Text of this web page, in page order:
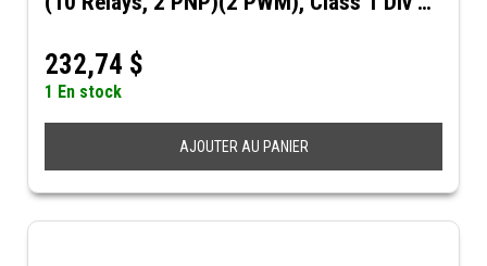
232,74 $
1 En stock
AJOUTER AU PANIER